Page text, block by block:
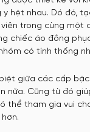
y hệt nhau. Dó đó,
trong cùng một
chiếc áo đồng
có tính thống
giữa các cấp
nữa. Cũng từ đó
thể tham gia vui